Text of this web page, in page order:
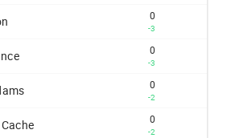
0
-3
0
-3
0
-2
0
-2